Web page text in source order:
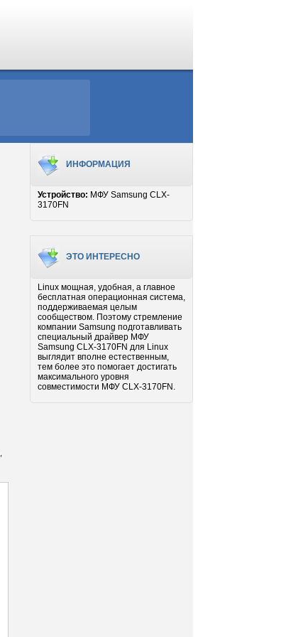
ИНФОРМАЦИЯ
Устройство: МФУ Samsung CLX-
3170FN
ЭТО ИНТЕРЕСНО
Linux мощная, удобная, а главное
бесплатная операционная система,
поддерживаемая целым
сообществом. Поэтому стремление
компании Samsung подготавливать
специальный драйвер МФУ
Samsung CLX-3170FN для Linux
выглядит вполне естественным,
тем более это помогает достигать
максимального уровня
совместимости МФУ CLX-3170FN.